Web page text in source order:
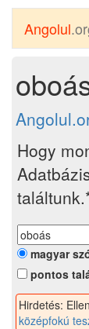
Angolul
Hogy
magyar
pontos
Hirdetés:
középfokú